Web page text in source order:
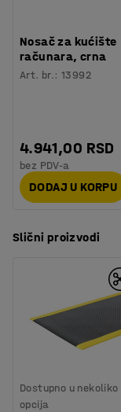
Nosač za kućište
računara, crna
Art. br.:13992
4.941,00 RSD
bez PDV-a
DODAJ U KORPU
Slični proizvodi
Dostupno u nekoliko
opcija